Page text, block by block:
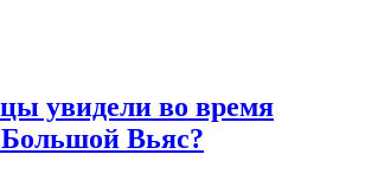
увидели во время
Большой Вьяс?